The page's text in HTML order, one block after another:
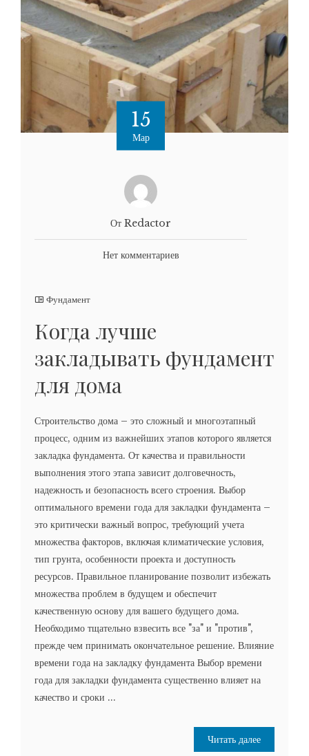
15
Мар
От Redactor
Нет комментариев
Фундамент
Когда лучше
закладывать фундамент
для дома
Строительство дома – это сложный и многоэтапный
процесс, одним из важнейших этапов которого является
закладка фундамента. От качества и правильности
выполнения этого этапа зависит долговечность,
надежность и безопасность всего строения. Выбор
оптимального времени года для закладки фундамента –
это критически важный вопрос, требующий учета
множества факторов, включая климатические условия,
тип грунта, особенности проекта и доступность
ресурсов. Правильное планирование позволит избежать
множества проблем в будущем и обеспечит
качественную основу для вашего будущего дома.
Необходимо тщательно взвесить все "за" и "против",
прежде чем принимать окончательное решение. Влияние
времени года на закладку фундамента Выбор времени
года для закладки фундамента существенно влияет на
качество и сроки ...
Читать далее